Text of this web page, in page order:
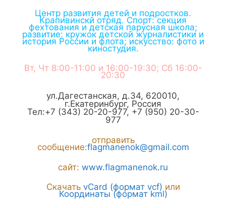
Центр развития детей и подростков.
Крапивинскй отряд. Спорт: секция
фехтования и детская парусная школа;
развитие: кружок детской журналистики и
история России и флота; искусство: фото и
киностудия.
Вт, Чт 8:00-11:00 и 16:00-19:30; Сб 16:00-
20:30
ул.Дагестанская, д.34, 620010,
г.Екатеринбург, Россия
Тел:+7 (343) 20-20-977, +7 (950) 20-30-
977
отправить
сообщение:flagmanenok@gmail.com
сайт: www.flagmanenok.ru
Скачать vCard (формат vcf) или
Координаты (формат kml)